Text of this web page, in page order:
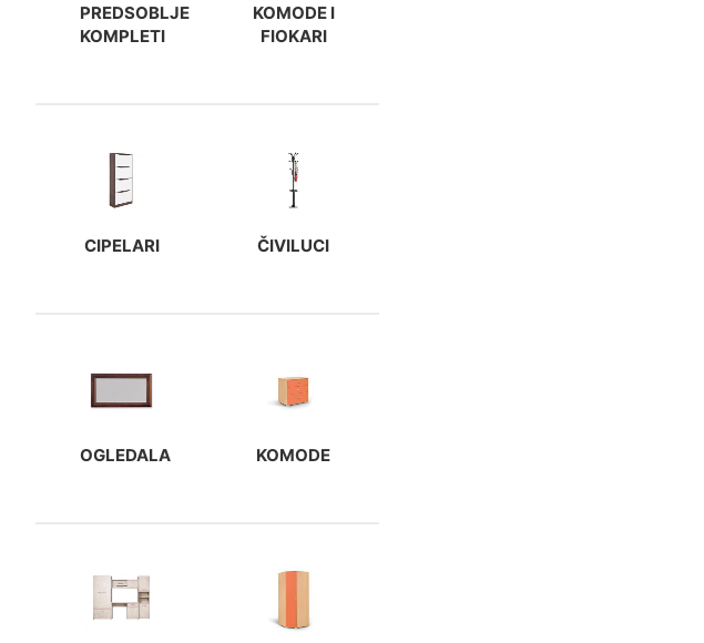
PREDSOBLJE
KOMPLETI
KOMODE I
FIOKARI
CIPELARI ČIVILUCI
OGLEDALA KOMODE